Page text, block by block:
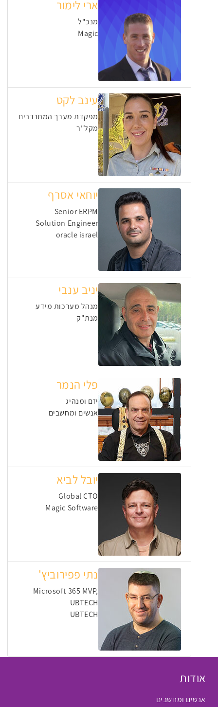
ארי לימור
מנכ"ל
Magic
עינב לקט
מפקדת מערך המתנדבים
מקל"ר
יוחאי אסרף
Senior ERPM
Solution Engineer
oracle israel
יניב ענבי
מנהל מערכות מידע
מנת"ק
פלי הנמר
יזם ומנהיג
אנשים ומחשבים
יובל לביא
Global CTO
Magic Software
נתי פפירוביץ'
Microsoft 365 MVP,
UBTECH
UBTECH
אודות
אנשים ומחשבים